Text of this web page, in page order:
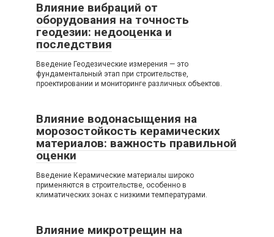
Влияние вибраций от
оборудования на точность
геодезии: недооценка и
последствия
Введение Геодезические измерения — это
фундаментальный этап при строительстве,
проектировании и мониторинге различных объектов.
Влияние водонасыщения на
морозостойкость керамических
материалов: важность правильной
оценки
Введение Керамические материалы широко
применяются в строительстве, особенно в
климатических зонах с низкими температурами.
Влияние микротрещин на